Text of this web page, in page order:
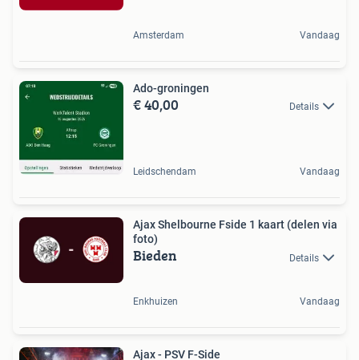
Amsterdam Vandaag
Ado-groningen
€ 40,00 Details
Leidschendam Vandaag
Ajax Shelbourne Fside 1 kaart (delen via
foto)
Bieden Details
Enkhuizen Vandaag
Ajax - PSV F-Side